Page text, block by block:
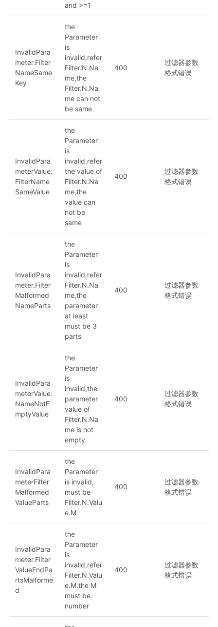
and >=1
InvalidPara
meter.Filter
NameSame
Key
the
Parameter
is
invalid,refer
Filter.N.Na
me,the
Filter.N.Na
me can not
be same
400
过滤器参数
格式错误
InvalidPara
meterValue.
FilterName
SameValue
the
Parameter
is
invalid,refer
the value of
Filter.N.Na
me,the
value can
not be
same
400
过滤器参数
格式错误
InvalidPara
meter.Filter
Malformed
NameParts
the
Parameter
is
invalid,refer
Filter.N.Na
me,the
parameter
at least
must be 3
parts
400
过滤器参数
格式错误
InvalidPara
meterValue.
NameNotE
mptyValue
the
Parameter
is
invalid,the
parameter
value of
Filter.N.Na
me is not
empty
400
过滤器参数
格式错误
InvalidPara
meterFilter
Malformed
ValueParts
the
Parameter
is invalid,
must be
Filter.N.Valu
e.M
400
过滤器参数
格式错误
InvalidPara
meter.Filter
ValueEndPa
rtsMalforme
d
the
Parameter
is
invalid,refer
Filter.N.Valu
e.M,the M
must be
number
400
过滤器参数
格式错误